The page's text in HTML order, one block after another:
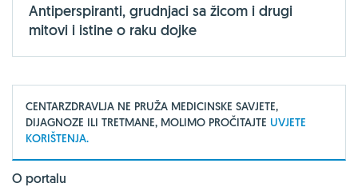
Antiperspiranti, grudnjaci sa žicom i drugi
mitovi i istine o raku dojke
CENTARZDRAVLJA NE PRUŽA MEDICINSKE SAVJETE,
DIJAGNOZE ILI TRETMANE, MOLIMO PROČITAJTE UVJETE
KORIŠTENJA.
O portalu